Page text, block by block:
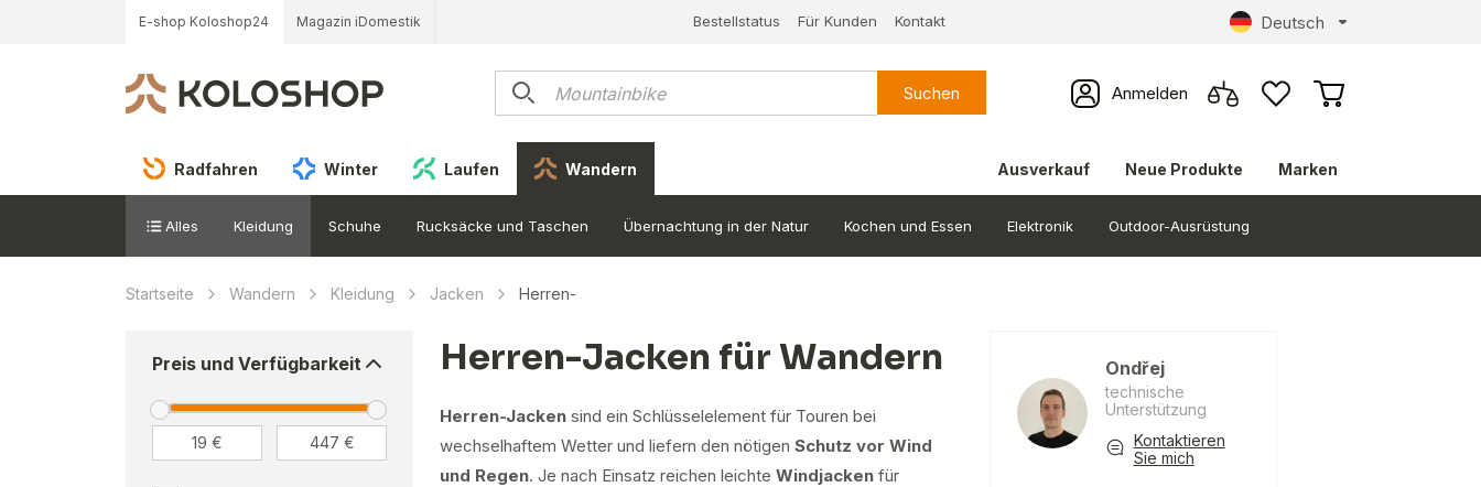
E-shop Koloshop24 Magazin iDomestik Bestellstatus Für Kunden Kontakt Deutsch
Suchen Anmelden
Radfahren Winter Laufen Wandern Ausverkauf Neue Produkte Marken
Alles Kleidung Schuhe Rucksäcke und Taschen Übernachtung in der Natur Kochen und Essen Elektronik Outdoor-Ausrüstung
Startseite Wandern Kleidung Jacken Herren-
Preis und Verfügbarkeit Herren-Jacken für Wandern
Herren-Jacken sind ein Schlüsselelement für Touren bei
wechselhaftem Wetter und liefern den nötigen Schutz vor Wind
und Regen. Je nach Einsatz reichen leichte Windjacken für
Ondřej
technische
Unterstützung
Kontaktieren
Sie mich